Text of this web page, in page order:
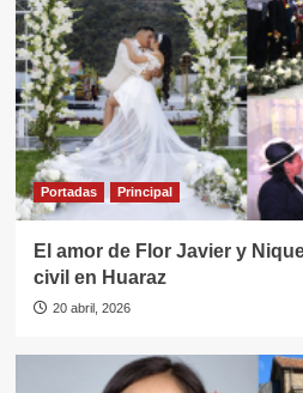
Portadas Principal
El amor de Flor Javier y
civil en Huaraz
20 abril, 2026